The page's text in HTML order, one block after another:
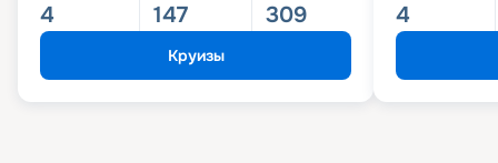
4 147 309
Круизы
4